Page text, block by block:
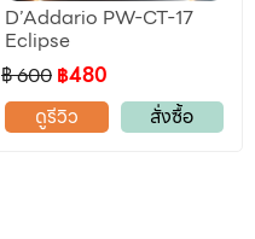
D’Addario PW-CT-17
Eclipse
฿ 600 ฿480
ดูรีวิว
สั่งซื้อ